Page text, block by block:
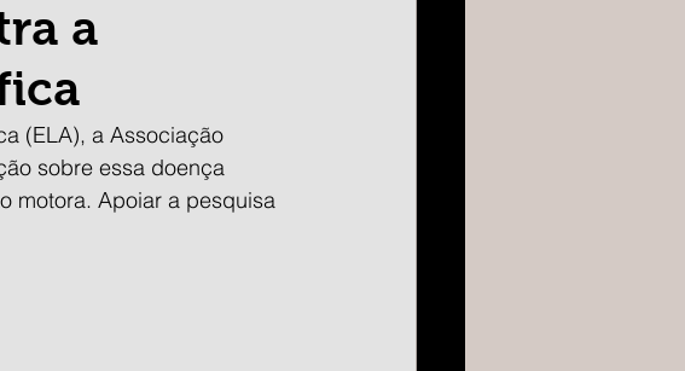
a
(ELA), a Associação
sobre essa doença
motora. Apoiar a pesquisa